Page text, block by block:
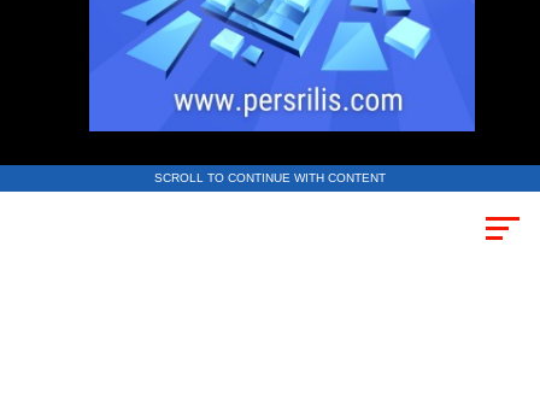
SCROLL TO CONTINUE WITH CONTENT